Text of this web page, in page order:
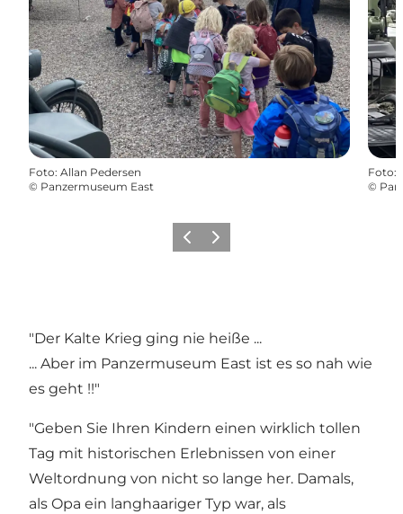
Foto: Allan Pedersen
© Panzermuseum East
Foto:
©
ZurückWeiter
"Der Kalte Krieg ging nie heiße ...
... Aber im Panzermuseum East ist es so nah wie
es geht !!"
"Geben Sie Ihren Kindern einen wirklich tollen
Tag mit historischen Erlebnissen von einer
Weltordnung von nicht so lange her. Damals,
als Opa ein langhaariger Typ war, als